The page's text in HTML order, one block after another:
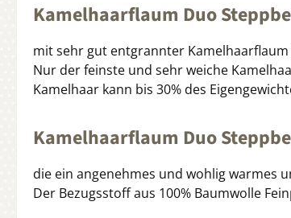
Kamelhaarflaum Duo
mit sehr gut entgrannter Kamelhaarflaum
Nur der feinste und sehr weiche
Kamelhaar kann bis 30% des
Kamelhaarflaum Duo
die ein angenehmes und wohlig warmes
Der Bezugsstoff aus 100% Baumwolle